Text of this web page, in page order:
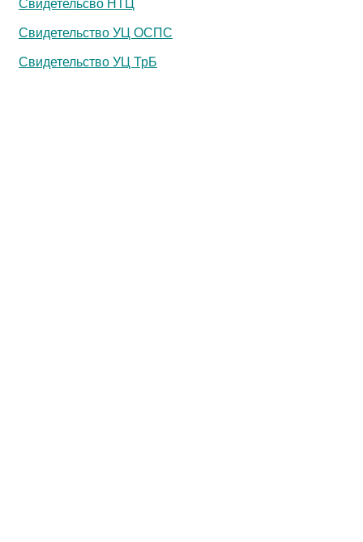
Свидетельсво НТЦ
Свидетельство УЦ ОСПС
Свидетельство УЦ ТрБ